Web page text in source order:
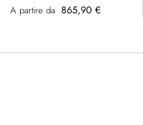
A partire da 865,90 €